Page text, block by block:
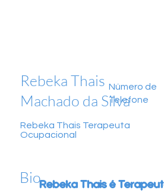
Rebeka Thais
Machado da Silva
Rebeka Thais Terapeuta
Ocupacional
Número de
Telefone
BioRebeka Thais é